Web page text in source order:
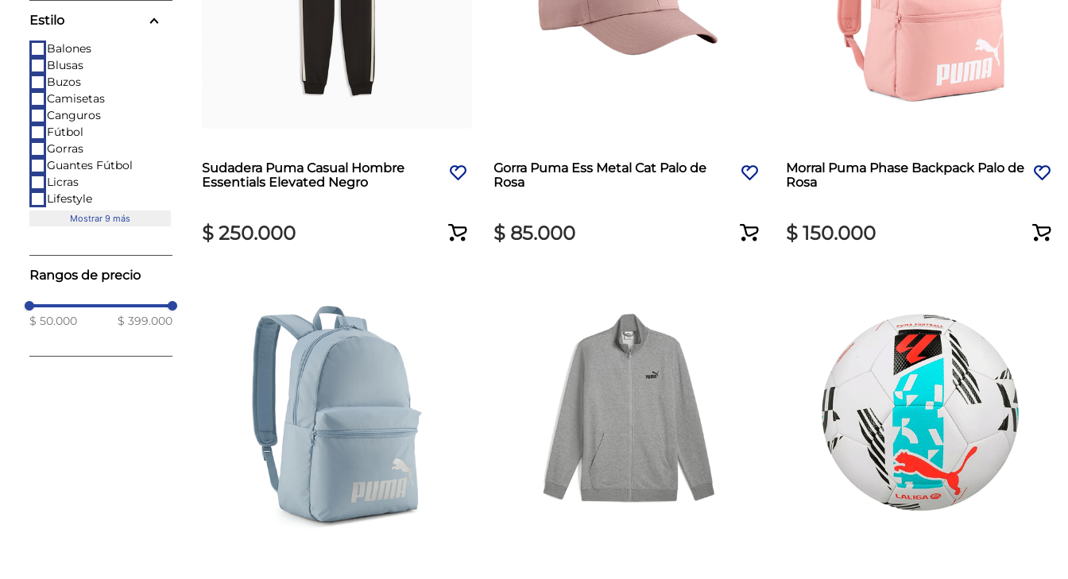
Estilo
Balones
Blusas
Buzos
Camisetas
Canguros
Fútbol
Gorras
Guantes Fútbol
Licras
Lifestyle
Mostrar 9 más
Rangos de precio
$ 50.000 $ 399.000
Sudadera Puma Casual Hombre
Essentials Elevated Negro
$ 250.000
Gorra Puma Ess Metal Cat Palo de
Rosa
$ 85.000
Morral Puma Phase Backpack Palo de
Rosa
$ 150.000